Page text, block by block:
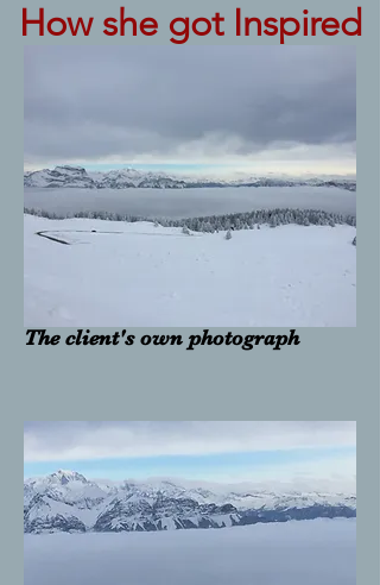
How she got Inspired
The client's own photograph